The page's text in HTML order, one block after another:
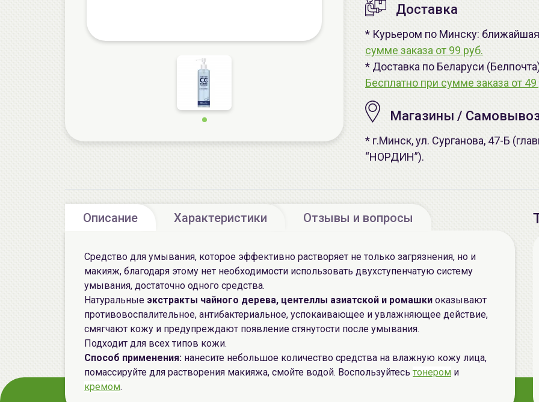
Доставка
* Курьером по Минску: ближайшая
сумме заказа от 99 руб.
* Доставка по Беларуси
Бесплатно при сумме заказа от 49
Магазины /
* г.Минск, ул. Сурганова, 47-Б
“НОРДИН”).
Описание Характеристики Отзывы и вопросы
Средство для умывания, которое эффективно растворяет не только загрязнения, но и
макияж, благодаря этому нет необходимости использовать двухступенчатую систему
умывания, достаточно одного средства.
Натуральные экстракты чайного дерева, центеллы азиатской и ромашки оказывают
противовоспалительное, антибактериальное, успокаивающее и увлажняющее действие,
смягчают кожу и предупреждают появление стянутости после умывания.
Подходит для всех типов кожи.
Способ применения: нанесите небольшое количество средства на влажную кожу лица,
помассируйте для растворения макияжа, смойте водой. Воспользуйтесь тонером и
кремом.